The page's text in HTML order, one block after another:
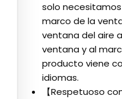
solo
marco de la
ventana del aire
ventana y al
producto viene
idiomas.
【Respetuoso